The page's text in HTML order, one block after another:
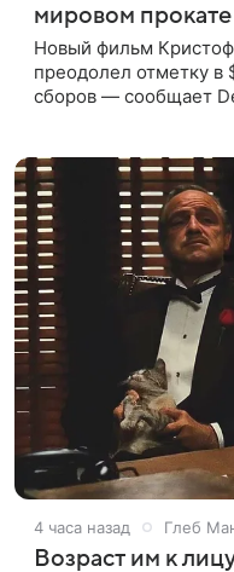
мировом
Новый фильм
преодолел отметку в
сборов — сообщает
4 часа назад Глеб
Возраст им к